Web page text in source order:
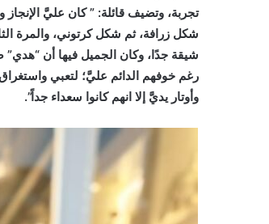
تجربة، وتضيف قائلة: ” كان عليَّ الإنجاز
شكل زرافة، ثم شكل كرتوني، والمرة
شيقة جدًا، وكان الجميل فيها أن “هدي”
رغم خوفهم الدائم عليَّ؛ لتعبي
وأوتار يديَّ إلا انهم كانوا سعداء جداً”.